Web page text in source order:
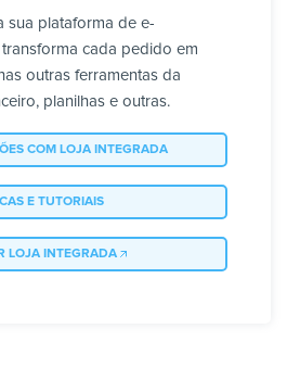
sua plataforma de e-
cada pedido em
outras ferramentas da
planilhas e outras.
COM LOJA INTEGRADA
E TUTORIAIS
LOJA INTEGRADA